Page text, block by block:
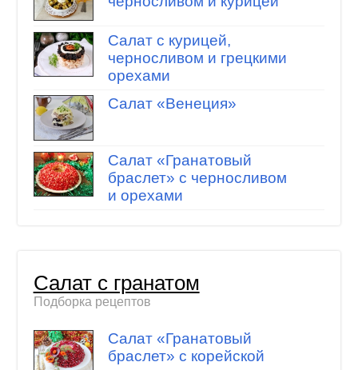
Салат с курицей,
черносливом и грецкими
орехами
Салат «Венеция»
Салат «Гранатовый
браслет» с черносливом
и орехами
Салат с гранатом
Подборка рецептов
Салат «Гранатовый
браслет» с корейской